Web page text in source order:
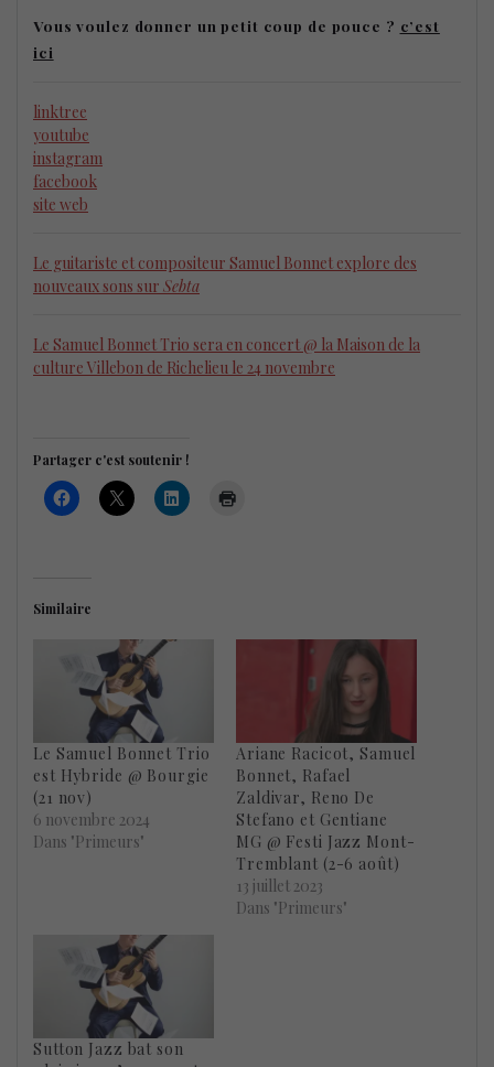
Vous voulez donner un petit coup de pouce ? c’est
ici
linktree
youtube
instagram
facebook
site web
Le guitariste et compositeur Samuel Bonnet explore des
nouveaux sons sur Sebta
Le Samuel Bonnet Trio sera en concert @ la Maison de la
culture Villebon de Richelieu le 24 novembre
Partager c'est soutenir !
Similaire
Le Samuel Bonnet Trio
est Hybride @ Bourgie
(21 nov)
6 novembre 2024
Dans "Primeurs"
Ariane Racicot, Samuel
Bonnet, Rafael
Zaldivar, Reno De
Stefano et Gentiane
MG @ Festi Jazz Mont-
Tremblant (2-6 août)
13 juillet 2023
Dans "Primeurs"
Sutton Jazz bat son